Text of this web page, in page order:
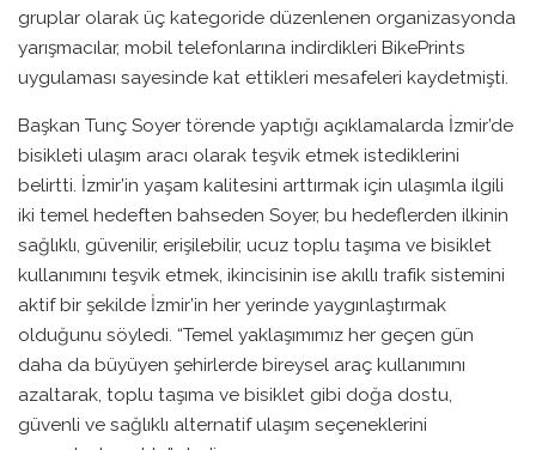
gruplar olarak üç kategoride düzenlenen organizasyonda
yarışmacılar, mobil telefonlarına indirdikleri BikePrints
uygulaması sayesinde kat ettikleri mesafeleri kaydetmişti.
Başkan Tunç Soyer törende yaptığı açıklamalarda İzmir’de
bisikleti ulaşım aracı olarak teşvik etmek istediklerini
belirtti. İzmir’in yaşam kalitesini arttırmak için ulaşımla ilgili
iki temel hedeften bahseden Soyer, bu hedeflerden ilkinin
sağlıklı, güvenilir, erişilebilir, ucuz toplu taşıma ve bisiklet
kullanımını teşvik etmek, ikincisinin ise akıllı trafik sistemini
aktif bir şekilde İzmir’in her yerinde yaygınlaştırmak
olduğunu söyledi. “Temel yaklaşımımız her geçen gün
daha da büyüyen şehirlerde bireysel araç kullanımını
azaltarak, toplu taşıma ve bisiklet gibi doğa dostu,
güvenli ve sağlıklı alternatif ulaşım seçeneklerini